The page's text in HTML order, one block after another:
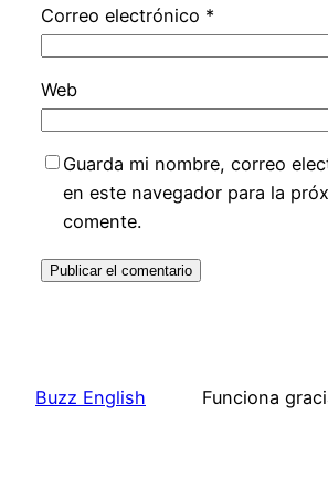
Correo electrónico *
Web
Guarda mi nombre, correo
en este navegador para la
comente.
Buzz English Funciona